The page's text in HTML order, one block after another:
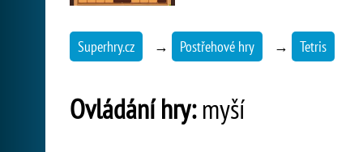
Superhry.cz → Postřehové hry → Tetris
Ovládání hry:myší